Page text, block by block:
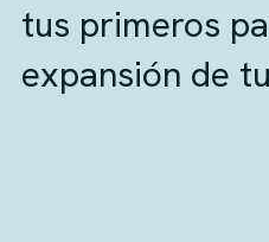
tus primeros
expansión de